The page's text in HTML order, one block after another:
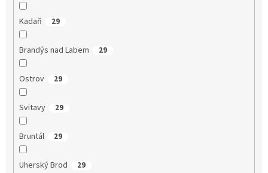
Kadaň 29
Brandýs nad Labem 29
Ostrov 29
Svitavy 29
Bruntál 29
Uherský Brod 29